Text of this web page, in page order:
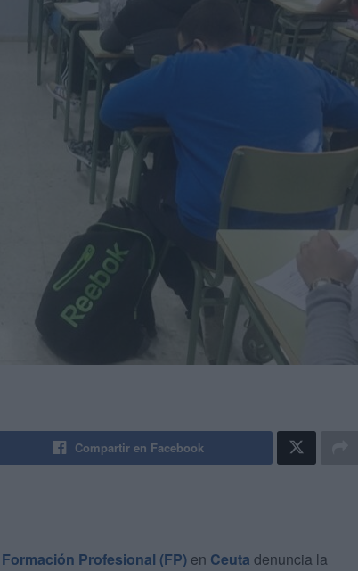
Compartir en Facebook
Formación Profesional (FP) en Ceuta denuncia la